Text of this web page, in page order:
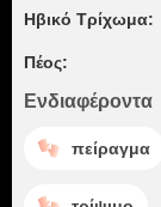
Ηβικό Τρίχωμα:
Πέος:
Ενδιαφέροντα
πείραγμα